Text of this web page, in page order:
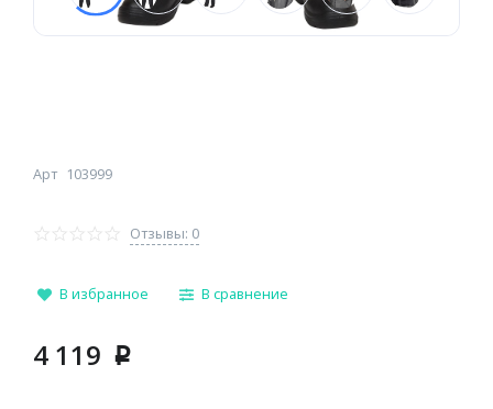
Арт 103999
Отзывы: 0
В избранное В сравнение
4 119 p